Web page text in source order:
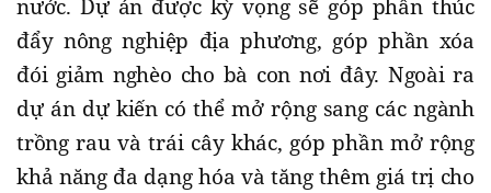
nước. Dự án được kỳ vọng sẽ góp phần thúc
đẩy nông nghiệp địa phương, góp phần xóa
đói giảm nghèo cho bà con nơi đây. Ngoài ra
dự án dự kiến có thể mở rộng sang các ngành
trồng rau và trái cây khác, góp phần mở rộng
khả năng đa dạng hóa và tăng thêm giá trị cho